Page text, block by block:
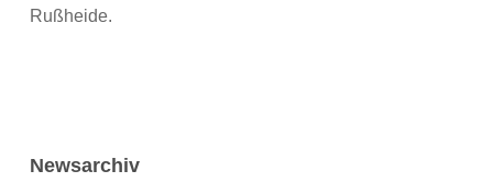
Rußheide.
Newsarchiv